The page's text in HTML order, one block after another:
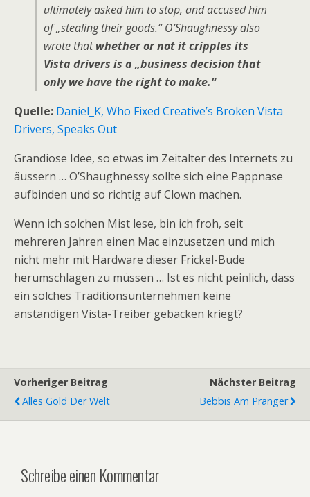
ultimately asked him to stop, and accused him
of „stealing their goods.“ O’Shaughnessy also
wrote thatwhether or not it cripples its
Vista drivers is a „business decision that
only we have the right to make.“
Quelle: Daniel_K, Who Fixed Creative’s Broken Vista
Drivers, Speaks Out
Grandiose Idee, so etwas im Zeitalter des Internets zu
äussern … O’Shaughnessy sollte sich eine Pappnase
aufbinden und so richtig auf Clown machen.
Wenn ich solchen Mist lese, bin ich froh, seit
mehreren Jahren einen Mac einzusetzen und mich
nicht mehr mit Hardware dieser Frickel-Bude
herumschlagen zu müssen … Ist es nicht peinlich, dass
ein solches Traditionsunternehmen keine
anständigen Vista-Treiber gebacken kriegt?
Vorheriger Beitrag
Alles Gold Der Welt
Nächster Beitrag
Bebbis Am Pranger
Schreibe einen Kommentar